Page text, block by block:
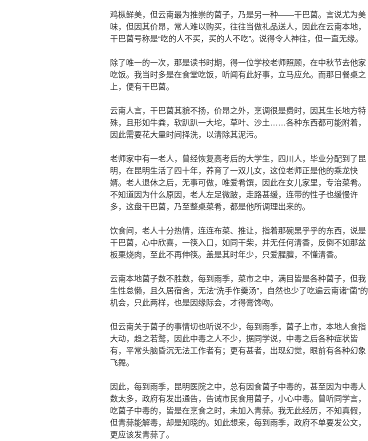
鸡枞鲜美，但云南最为推崇的菌子，乃是另一种——干巴菌。言说尤为美
味，但因其价昂，常人难以购买，往往当做礼品送人，因此在云南本地，
干巴菌号称是“吃的人不买，买的人不吃”。说得令人神往，但一直无缘。
除了唯一的一次，那是读书时期，得一位学校老师照顾，在中秋节去他家
吃饭。我当时多是在食堂吃饭，听闻有此好事，立马应允。而那日餐桌之
上，便有干巴菌。
云南人言，干巴菌其貌不扬，价昂之外，烹调很是费时，因其生长地方特
殊，且形如牛粪，软趴趴一大坨，草叶、沙土……各种东西都可能附着，
因此需要花大量时间择洗，以清除其泥污。
老师家中有一老人，曾经恢复高考后的大学生，四川人，毕业分配到了昆
明，在昆明生活了四十年，养育了一双儿女，这位老师正是他的乘龙快
婿。老人退休之后，无事可做，唯爱肴馔，因此在女儿家里，专治菜肴。
不知道因为什么原因，老人左足微跛，走路甚缓，连带的性子也缓慢许
多，这盘干巴菌，乃至整桌菜肴，都是他所调理出来的。
饮食间，老人十分热情，连连布菜、推让，指着那碗黑乎乎的东西，说是
干巴菌，心中欣喜，一筷入口，如同干柴，并无任何清香，反倒不如那盆
板栗烧肉，至此不再伸筷。盖是其时年少，只爱腥膻，不懂清香。
云南本地菌子数不胜数，每到雨季，菜市之中，满目皆是各种菌子，但我
生性怠懒，且久居宿舍，无法“洗手作羹汤”，自然也少了吃遍云南诸“菌”的
机会，只此两样，也是因缘际会，才得膏馋吻。
但云南关于菌子的事情切也听说不少，每到雨季，菌子上市，本地人食指
大动，趋之若鹜，因此中毒之人不少，据同学说，中毒之后各种症状皆
有，平常头脑昏沉无法工作者有；更有甚者，出现幻觉，眼前有各种幻象
飞舞。
因此，每到雨季，昆明医院之中，总有因食菌子中毒的，甚至因为中毒人
数太多，政府有发出通告，告诫市民食用菌子，小心中毒。曾听同学言，
吃菌子中毒的，皆是在烹食之时，未加入青蒜。我无此经历，不知真假，
但青蒜能解毒，却是知晓的。如此想来，每到雨季，政府不单要发公文，
更应该发青蒜了。